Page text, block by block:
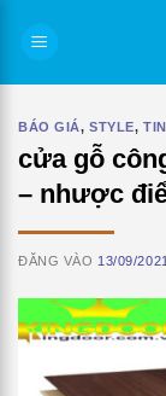
BÁO GIÁ,STYLE,
cửa gỗ
– nhược
ĐĂNG VÀO 13/09/2021